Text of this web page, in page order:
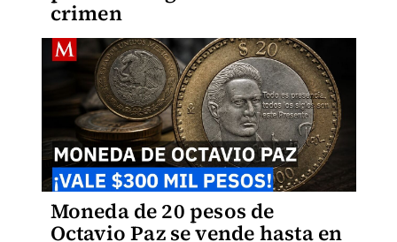
crimen
Moneda de 20 pesos de
Octavio Paz se vende hasta en